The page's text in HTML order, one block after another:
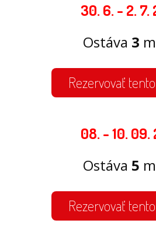
30. 6. - 2. 7.
Ostáva 3
Rezervovať
08. - 10. 09.
Ostáva 5
Rezervovať